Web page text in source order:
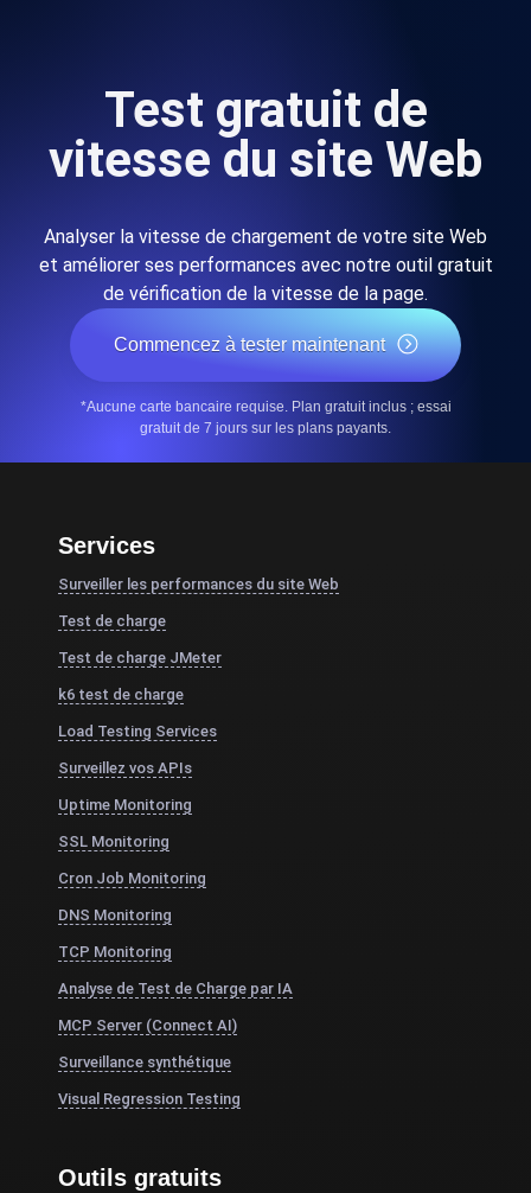
Test gratuit de
vitesse du site Web
Analyser la vitesse de chargement de votre site Web
et améliorer ses performances avec notre outil gratuit
de vérification de la vitesse de la page.
Commencez à tester maintenant
*Aucune carte bancaire requise. Plan gratuit inclus ; essai
gratuit de 7 jours sur les plans payants.
Services
Surveiller les performances du site Web
Test de charge
Test de charge JMeter
k6 test de charge
Load Testing Services
Surveillez vos APIs
Uptime Monitoring
SSL Monitoring
Cron Job Monitoring
DNS Monitoring
TCP Monitoring
Analyse de Test de Charge par IA
MCP Server (Connect AI)
Surveillance synthétique
Visual Regression Testing
Outils gratuits